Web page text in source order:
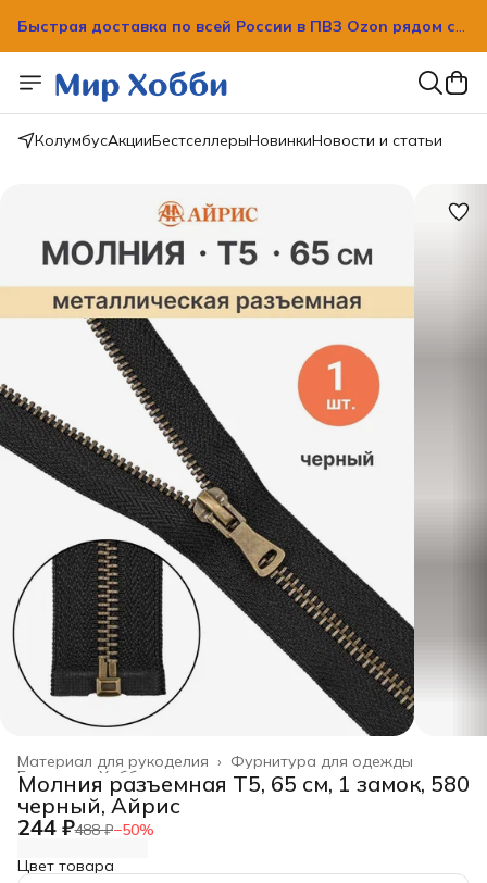
Быстрая доставка по всей России в ПВЗ Ozon рядом с
вашим домом!
Быстрая доставка по всей России в ПВЗ Ozon рядом с
вашим домом!
КолумбусАкцииБестселлерыНовинкиНовости и статьи
Фурнитура для одежды
Материал для рукоделия ›
Хобби и творчество
Главная ›
Молния разъемная Т5, 65 см, 1 замок, 580
черный, Айрис
244 ₽488 ₽−50%
Цвет товара